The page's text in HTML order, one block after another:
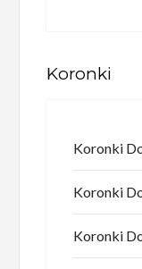
Koronki
Koronki
Koronki
Koronki